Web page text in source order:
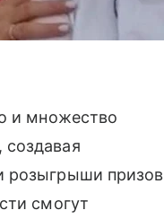
и множество
розыгрыши призов
смогут